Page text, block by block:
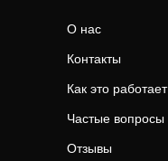
О нас
Контакты
Как это работает
Частые вопросы
Отзывы